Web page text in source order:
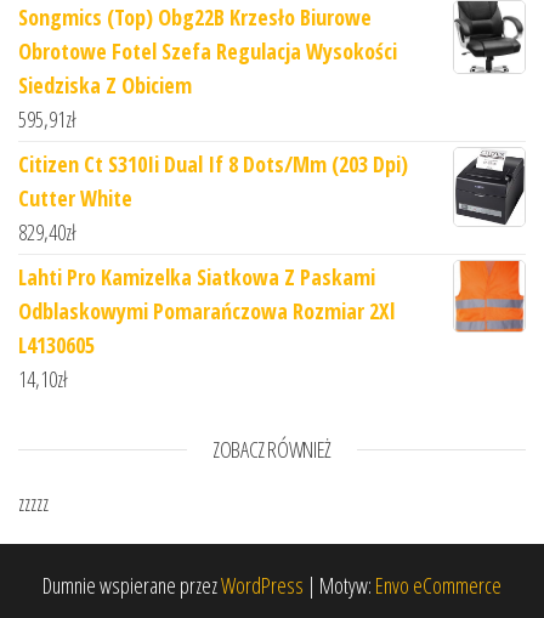
Songmics (Top) Obg22B Krzesło Biurowe
Obrotowe Fotel Szefa Regulacja Wysokości
Siedziska Z Obiciem
595,91zł
Citizen Ct S310Ii Dual If 8 Dots/Mm (203 Dpi)
Cutter White
829,40zł
Lahti Pro Kamizelka Siatkowa Z Paskami
Odblaskowymi Pomarańczowa Rozmiar 2Xl
L4130605
14,10zł
ZOBACZ RÓWNIEŻ
zzzzz
Dumnie wspierane przezWordPress | Motyw: Envo eCommerce